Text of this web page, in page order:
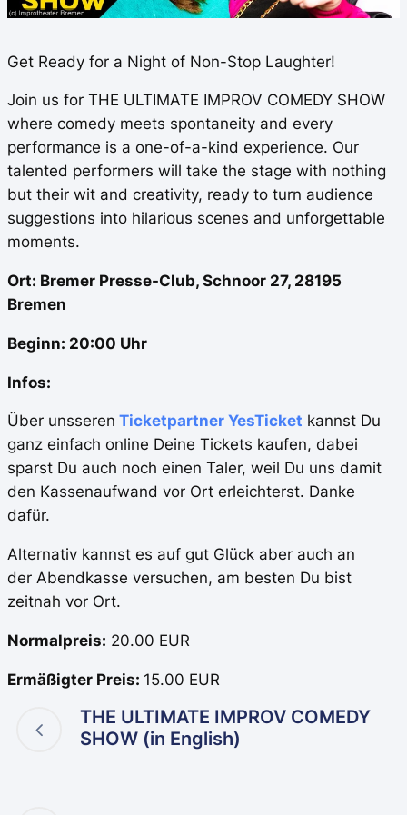
Get Ready for a Night of Non-Stop Laughter!
Join us for THE ULTIMATE IMPROV COMEDY SHOW
where comedy meets spontaneity and every
performance is a one-of-a-kind experience. Our
talented performers will take the stage with nothing
but their wit and creativity, ready to turn audience
suggestions into hilarious scenes and unforgettable
moments.
Ort: Bremer Presse-Club, Schnoor 27, 28195
Bremen
Beginn: 20:00 Uhr
Infos:
Über unsseren Ticketpartner YesTicket kannst Du
ganz einfach online Deine Tickets kaufen, dabei
sparst Du auch noch einen Taler, weil Du uns damit
den Kassenaufwand vor Ort erleichterst. Danke
dafür.
Alternativ kannst es auf gut Glück aber auch an
der Abendkasse versuchen, am besten Du bist
zeitnah vor Ort.
Normalpreis: 20.00 EUR
Ermäßigter Preis: 15.00 EUR
THE ULTIMATE IMPROV COMEDY
SHOW (in English)